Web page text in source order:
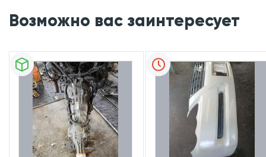
Возможно вас заинтересует